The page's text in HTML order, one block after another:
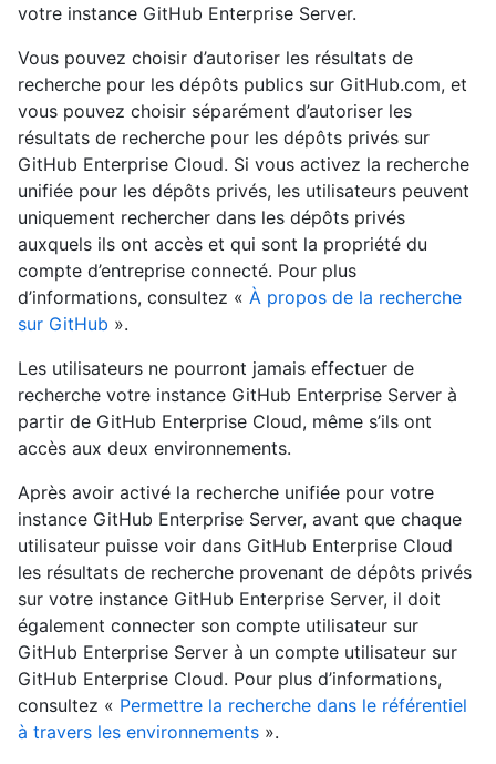
votre instance GitHub Enterprise Server.
Vous pouvez choisir d’autoriser les résultats de
recherche pour les dépôts publics sur GitHub.com, et
vous pouvez choisir séparément d’autoriser les
résultats de recherche pour les dépôts privés sur
GitHub Enterprise Cloud. Si vous activez la recherche
unifiée pour les dépôts privés, les utilisateurs peuvent
uniquement rechercher dans les dépôts privés
auxquels ils ont accès et qui sont la propriété du
compte d’entreprise connecté. Pour plus
d’informations, consultez « À propos de la recherche
sur GitHub ».
Les utilisateurs ne pourront jamais effectuer de
recherche votre instance GitHub Enterprise Server à
partir de GitHub Enterprise Cloud, même s’ils ont
accès aux deux environnements.
Après avoir activé la recherche unifiée pour votre
instance GitHub Enterprise Server, avant que chaque
utilisateur puisse voir dans GitHub Enterprise Cloud
les résultats de recherche provenant de dépôts privés
sur votre instance GitHub Enterprise Server, il doit
également connecter son compte utilisateur sur
GitHub Enterprise Server à un compte utilisateur sur
GitHub Enterprise Cloud. Pour plus d’informations,
consultez « Permettre la recherche dans le référentiel
à travers les environnements ».